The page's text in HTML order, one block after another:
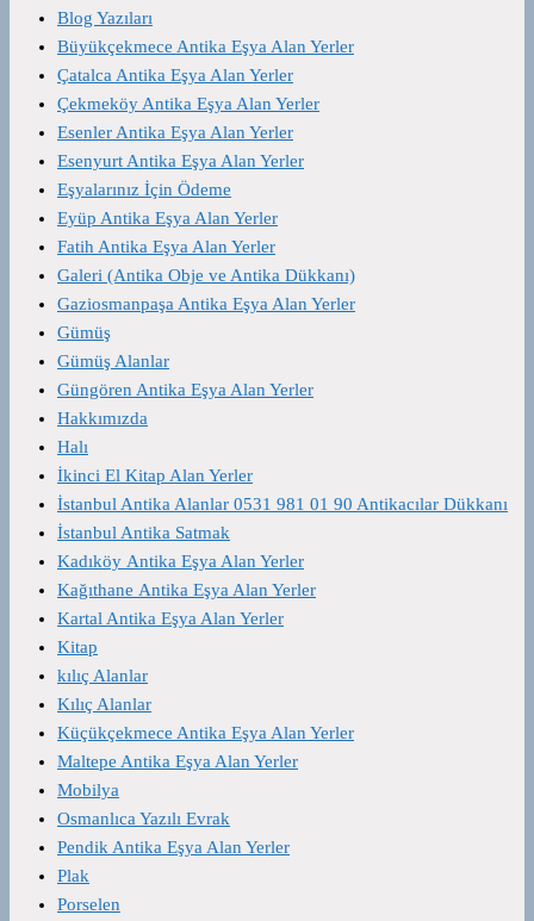
Blog Yazıları
Büyükçekmece Antika Eşya Alan Yerler
Çatalca Antika Eşya Alan Yerler
Çekmeköy Antika Eşya Alan Yerler
Esenler Antika Eşya Alan Yerler
Esenyurt Antika Eşya Alan Yerler
Eşyalarınız İçin Ödeme
Eyüp Antika Eşya Alan Yerler
Fatih Antika Eşya Alan Yerler
Galeri (Antika Obje ve Antika Dükkanı)
Gaziosmanpaşa Antika Eşya Alan Yerler
Gümüş
Gümüş Alanlar
Güngören Antika Eşya Alan Yerler
Hakkımızda
Halı
İkinci El Kitap Alan Yerler
İstanbul Antika Alanlar 0531 981 01 90 Antikacılar Dükkanı
İstanbul Antika Satmak
Kadıköy Antika Eşya Alan Yerler
Kağıthane Antika Eşya Alan Yerler
Kartal Antika Eşya Alan Yerler
Kitap
kılıç Alanlar
Kılıç Alanlar
Küçükçekmece Antika Eşya Alan Yerler
Maltepe Antika Eşya Alan Yerler
Mobilya
Osmanlıca Yazılı Evrak
Pendik Antika Eşya Alan Yerler
Plak
Porselen